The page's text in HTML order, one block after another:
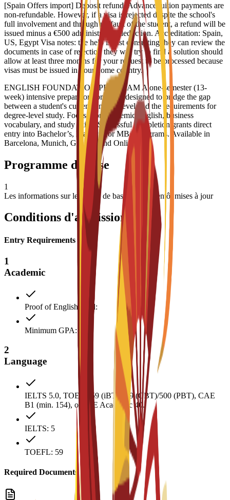
[Spain Offers import] Deposit refund: Advance tuition payments are
non-refundable. However, if a visa is rejected despite the school's
full involvement and through no fault of the student, a refund will be
issued minus a €500 administrative deduction. Accreditation: Spain,
US, Egypt Visa notes: the help is just consulting they can review the
documents in case of rejection they will try to find a solution should
allow at least three months for your request to be processed because
visas must be issued in your home country.
ENGLISH FOUNDATION PROGRAM A one-semester (13-
week) intensive preparatory program designed to bridge the gap
between a student's current English level and the requirements for
degree-level study. Focuses on academic English, business
vocabulary, and study skills. Successful completion grants direct
entry into Bachelor’s, Master’s, or MBA programs. Available in
Barcelona, Munich, Geneva, and Online.
Programme de base
1
Les informations sur les cours de base seront bientôt mises à jour
Conditions d'admission
Entry Requirements
1
Academic
Proof of English level:
Minimum GPA: 3
2
Language
IELTS 5.0, TOEFL 59 (iBT)/169 (CBT)/500 (PBT), CAE
B1 (min. 154), or PTE Academic 40.
IELTS: 5
TOEFL: 59
Required Documents